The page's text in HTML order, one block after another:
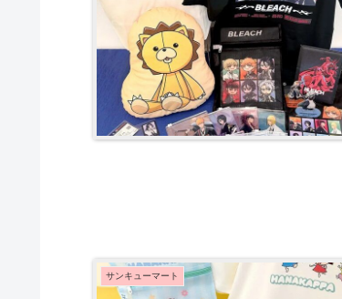
サンキューマート